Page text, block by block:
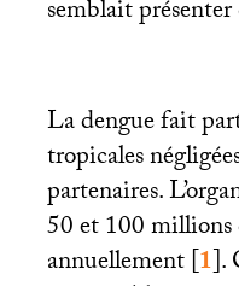
semblait
La dengue fait
tropicales
partenaires.
50 et 100 millions
annuellement[1].